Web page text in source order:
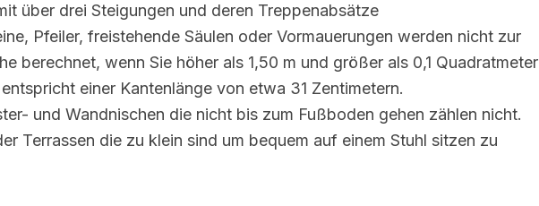
über drei Steigungen und deren Treppenabsätze
Pfeiler, freistehende Säulen oder Vormauerungen werden nicht zur
berechnet, wenn Sie höher als 1,50 m und größer als 0,1 Quadratmeter
einer Kantenlänge von etwa 31 Zentimetern.
und Wandnischen die nicht bis zum Fußboden gehen zählen nicht.
Terrassen die zu klein sind um bequem auf einem Stuhl sitzen zu